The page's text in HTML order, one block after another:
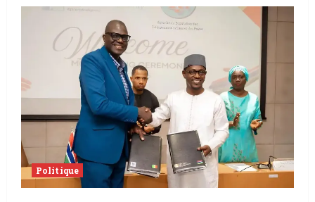
Politique